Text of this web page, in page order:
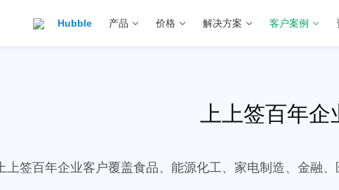
Hubble 产品 价格 解决方案 客户案例
上上签百年
上上签百年企业客户覆盖食品、能源化工、家电制造、金融